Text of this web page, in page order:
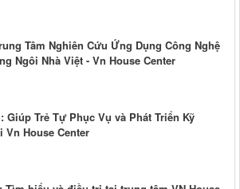
Tâm Nghiên Cứu Ứng Dụng Công Nghệ
Ngôi Nhà Việt - Vn House Center
Giúp Trẻ Tự Phục Vụ và Phát Triển Kỹ
Vn House Center